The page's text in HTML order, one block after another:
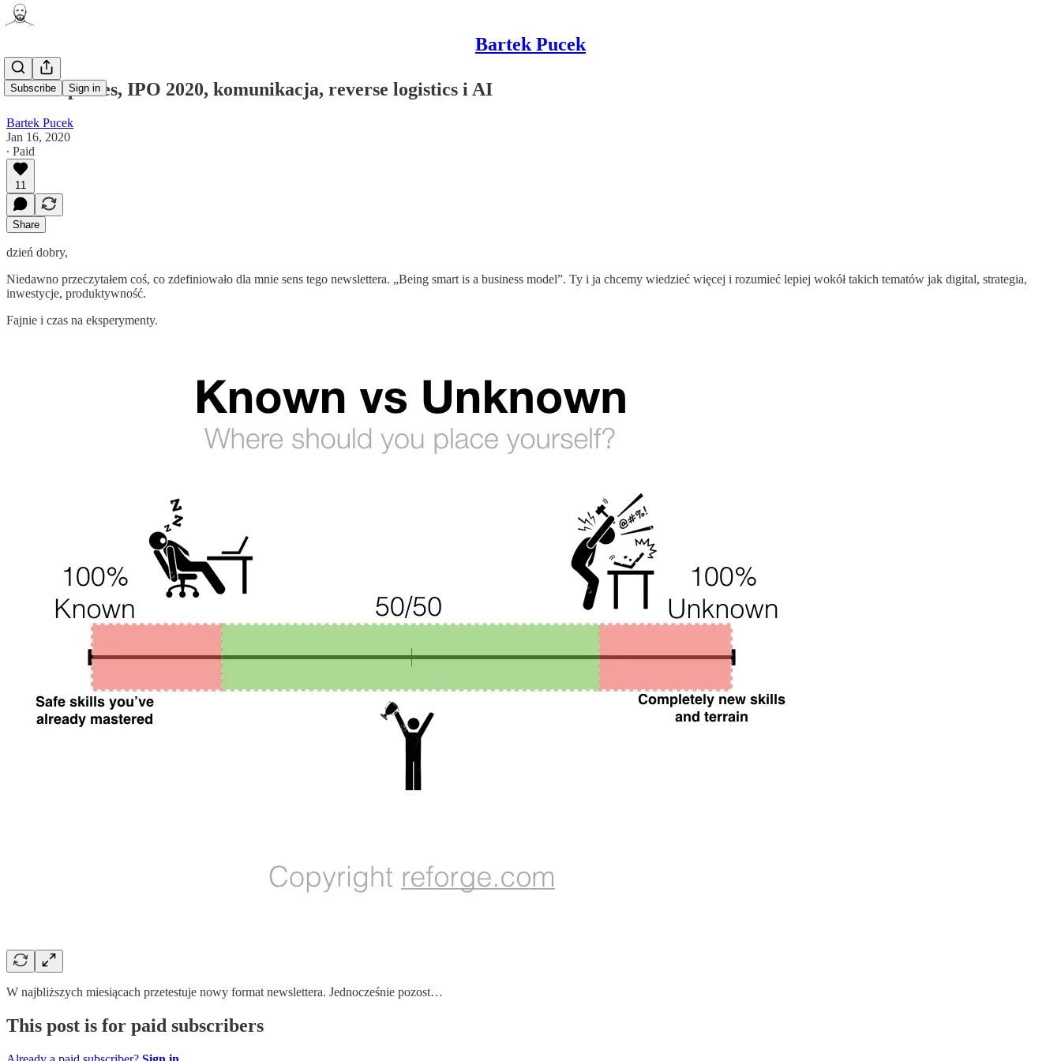
Bartek Pucek
Subscribe Sign in
Marketplaces, IPO 2020, komunikacja, reverse logistics i AI
Bartek Pucek
Jan 16, 2020
∙ Paid
11
Share
dzień dobry,
Niedawno przeczytałem coś, co zdefiniowało dla mnie sens tego newslettera. „Being smart is a business model”. Ty i ja chcemy wiedzieć więcej i rozumieć lepiej wokół takich tematów jak digital, strategia,
inwestycje, produktywność.
Fajnie i czas na eksperymenty.
W najbliższych miesiącach przetestuje nowy format newslettera. Jednocześnie pozost…
This post is for paid subscribers